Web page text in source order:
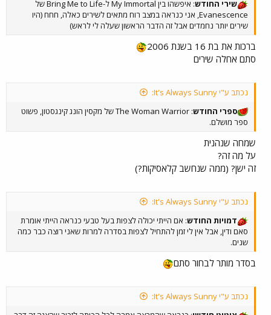
שירי החודש
: איפשהו בין My Immortal ל-Bring Me to Life של
Evanescence, אני כנראה במצב רוח מתאים לשירים כאלה, חחח (היו
שירים יותר נחמדים אבל זה הדבר הראשון שעלה לי לראש)
ברכות את בת 16 בשנת 2006
סתם אחלה שירים
נכתב ע"י It's Always Sunny:
ספרי החודש
: The Woman Warrior של מקסין הונג קינגסטון, פשוט
ספר מושלם.
שמחה שנהנית
על מה זה?
זה ישן? (ממה שנחשב קלאסיקות?)
נכתב ע"י It's Always Sunny:
דמויות החודש: אם הייתי יכולה לצפות בעל טבעי כנראה הייתי אומרת
סאם ודין, אבל אין לי זמן להתחיל לצפות בסדרה למרות שאני רוצה כבר כמה
שנים.
בסדר מותר לבחור סתם
נכתב ע"י It's Always Sunny: